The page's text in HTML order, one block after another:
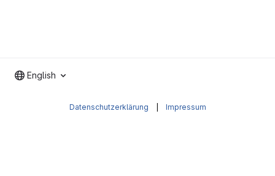
English
Datenschutzerklärung Impressum